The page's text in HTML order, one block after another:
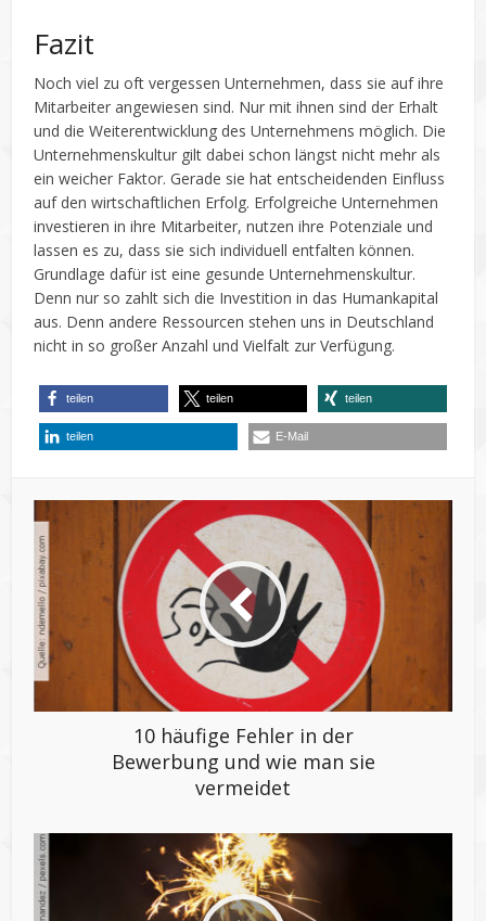
Fazit
Noch viel zu oft vergessen Unternehmen, dass sie auf ihre
Mitarbeiter angewiesen sind. Nur mit ihnen sind der Erhalt
und die Weiterentwicklung des Unternehmens möglich. Die
Unternehmenskultur gilt dabei schon längst nicht mehr als
ein weicher Faktor. Gerade sie hat entscheidenden Einfluss
auf den wirtschaftlichen Erfolg. Erfolgreiche Unternehmen
investieren in ihre Mitarbeiter, nutzen ihre Potenziale und
lassen es zu, dass sie sich individuell entfalten können.
Grundlage dafür ist eine gesunde Unternehmenskultur.
Denn nur so zahlt sich die Investition in das Humankapital
aus. Denn andere Ressourcen stehen uns in Deutschland
nicht in so großer Anzahl und Vielfalt zur Verfügung.
teilen teilen teilen
teilen E-Mail
10 häufige Fehler in der
Bewerbung und wie man sie
vermeidet